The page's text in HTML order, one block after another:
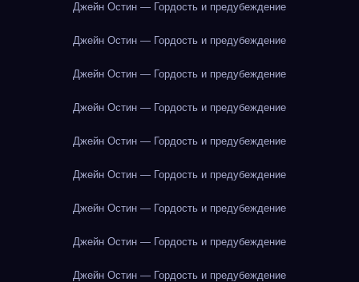
Джейн Остин — Гордость и предубеждение
Джейн Остин — Гордость и предубеждение
Джейн Остин — Гордость и предубеждение
Джейн Остин — Гордость и предубеждение
Джейн Остин — Гордость и предубеждение
Джейн Остин — Гордость и предубеждение
Джейн Остин — Гордость и предубеждение
Джейн Остин — Гордость и предубеждение
Джейн Остин — Гордость и предубеждение